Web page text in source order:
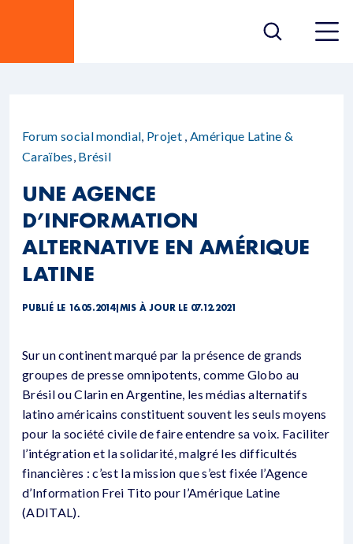
Forum social mondial, Projet , Amérique Latine &
Caraïbes, Brésil
UNE AGENCE
D’INFORMATION
ALTERNATIVE EN AMÉRIQUE
LATINE
PUBLIÉ LE 16.05.2014| MIS À JOUR LE 07.12.2021
Sur un continent marqué par la présence de grands
groupes de presse omnipotents, comme Globo au
Brésil ou Clarin en Argentine, les médias alternatifs
latino américains constituent souvent les seuls moyens
pour la société civile de faire entendre sa voix. Faciliter
l’intégration et la solidarité, malgré les difficultés
financières : c’est la mission que s’est fixée l’Agence
d’Information Frei Tito pour l’Amérique Latine
(ADITAL).